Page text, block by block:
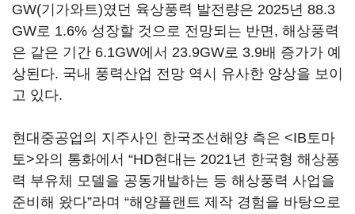
GW(기가와트)였던 육상풍력 발전량은 2025년 88.3
GW로 1.6% 성장할 것으로 전망되는 반면, 해상풍력
은 같은 기간 6.1GW에서 23.9GW로 3.9배 증가가 예
상된다. 국내 풍력산업 전망 역시 유사한 양상을 보이
고 있다.
현대중공업의 지주사인 한국조선해양 측은 <IB토마
토>와의 통화에서 “HD현대는 2021년 한국형 해상풍
력 부유체 모델을 공동개발하는 등 해상풍력 사업을
준비해 왔다”라며 “해양플랜트 제작 경험을 바탕으로